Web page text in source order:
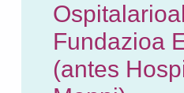
Fundazioa
(antes